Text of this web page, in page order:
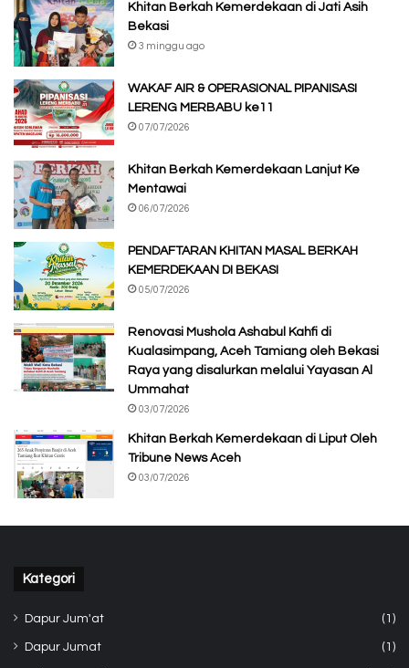
Khitan Berkah Kemerdekaan di Jati Asih
Bekasi
3 minggu ago
WAKAF AIR & OPERASIONAL PIPANISASI
LERENG MERBABU ke11
07/07/2026
Khitan Berkah Kemerdekaan Lanjut Ke
Mentawai
06/07/2026
PENDAFTARAN KHITAN MASAL BERKAH
KEMERDEKAAN DI BEKASI
05/07/2026
Renovasi Mushola Ashabul Kahfi di
Kualasimpang, Aceh Tamiang oleh Bekasi
Raya yang disalurkan melalui Yayasan Al
Ummahat
03/07/2026
Khitan Berkah Kemerdekaan di Liput Oleh
Tribune News Aceh
03/07/2026
Kategori
Dapur Jum'at (1)
Dapur Jumat (1)